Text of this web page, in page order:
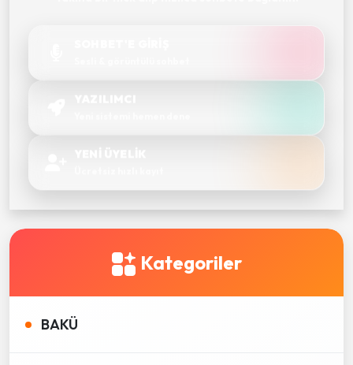
Kategoriler
BAKÜ